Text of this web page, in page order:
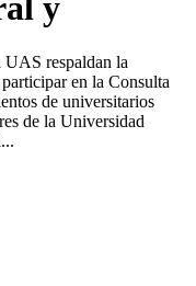
y
UAS respaldan la
en la Consulta
de universitarios
de la Universidad